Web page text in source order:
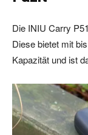
Die INIU Carry
Diese bietet mit
Kapazität und ist